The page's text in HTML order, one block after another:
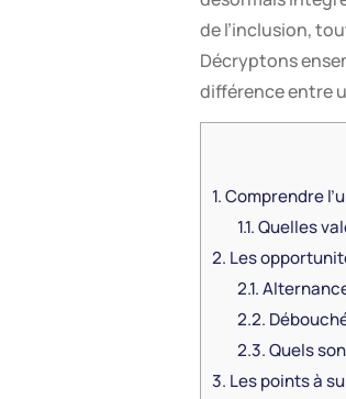
de l’inclusion,
Décryptons
différence entre
1.Comprendre
1.1.Quelles
2. Les
2.1.
2.2.
2.3.Quels
3. Les points à